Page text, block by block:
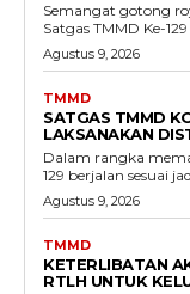
Semangat gotong
Satgas TMMD Ke-
Agustus 9, 2026
TMMD
SATGAS TMMD
LAKSANAKAN
Dalam rangka
129 berjalan sesuai
Agustus 9, 2026
TMMD
KETERLIBATAN
RTLH UNTUK